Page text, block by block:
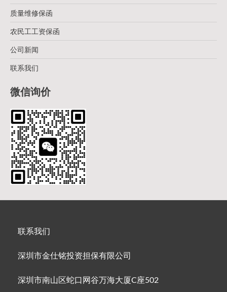
质量维修保函
农民工工资保函
公司新闻
联系我们
微信询价
联系我们
深圳市金仕铭投资担保有限公司
深圳市南山区蛇口网谷万海大厦C座502